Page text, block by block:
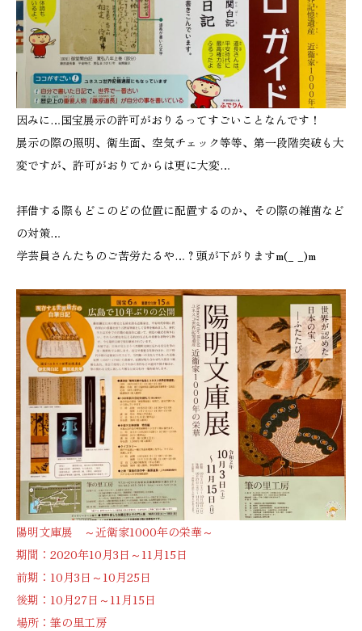
因みに…国宝展示の許可がおりるってすごいことなんです！
展示の際の照明、衛生面、空気チェック等等、第一段階突破も大
変ですが、許可がおりてからは更に大変…
拝借する際もどこのどの位置に配置するのか、その際の雑菌など
の対策…
学芸員さんたちのご苦労たるや…？頭が下がりますm(_ _)m
陽明文庫展 ～近衛家1000年の栄華～
期間：2020年10月3日～11月15日
前期：10月3日～10月25日
後期：10月27日～11月15日
場所：筆の里工房